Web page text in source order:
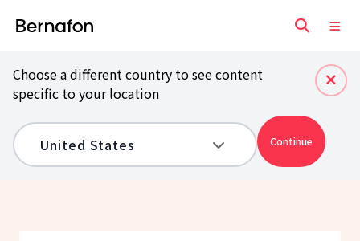
Choose a different country to see content
specific to your location
Continue